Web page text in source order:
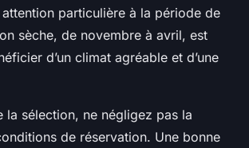
particulière à la période de
sèche, de novembre à avril, est
d’un climat agréable et d’une
la sélection, ne négligez pas la
de réservation. Une bonne